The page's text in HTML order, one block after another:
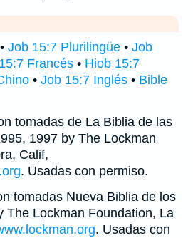
• Job 15:7 Plurilingüe • Job
Francés • Hiob 15:7
• Job 15:7 Inglés • Bible
tomadas de La Biblia de las
1997 by The Lockman
Calif,
. Usadas con permiso.
tomadas Nueva Biblia de los
The Lockman Foundation, La
. Usadas con